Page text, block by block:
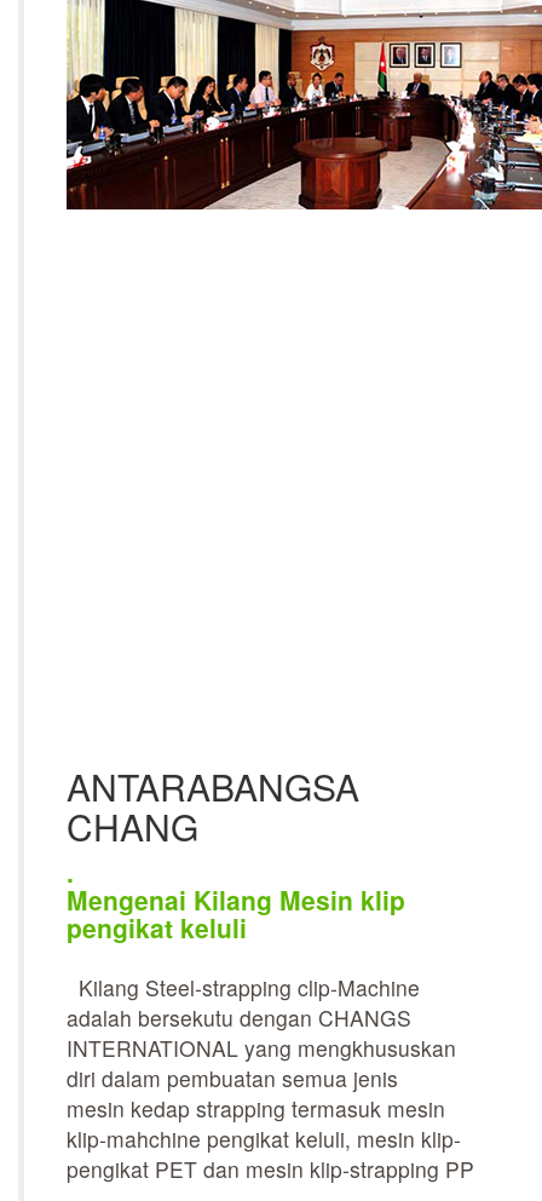
ANTARABANGSA
CHANG
.
Mengenai Kilang Mesin klip
pengikat keluli
Kilang Steel-strapping clip-Machine
adalah bersekutu dengan CHANGS
INTERNATIONAL yang mengkhususkan
diri dalam pembuatan semua jenis
mesin kedap strapping termasuk mesin
klip-mahchine pengikat keluli, mesin klip-
pengikat PET dan mesin klip-strapping PP